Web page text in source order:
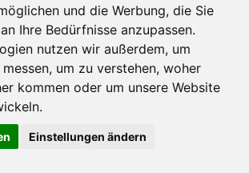
und die Werbung, die Sie
Ihre Bedürfnisse anzupassen.
nutzen wir außerdem, um
um zu verstehen, woher
kommen oder um unsere Website
Einstellungen ändern
und mehr